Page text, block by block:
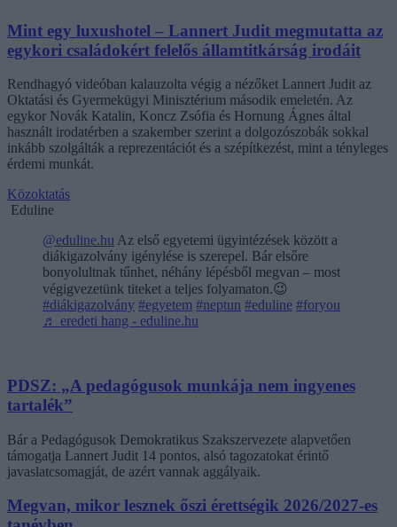
Mint egy luxushotel – Lannert Judit megmutatta az
egykori családokért felelős államtitkárság irodáit
Rendhagyó videóban kalauzolta végig a nézőket Lannert Judit az
Oktatási és Gyermekügyi Minisztérium második emeletén. Az
egykor Novák Katalin, Koncz Zsófia és Hornung Ágnes által
használt irodatérben a szakember szerint a dolgozószobák sokkal
inkább szolgálták a reprezentációt és a szépítkezést, mint a tényleges
érdemi munkát.
Közoktatás
Eduline
@eduline.hu Az első egyetemi ügyintézések között a
diákigazolvány igénylése is szerepel. Bár elsőre
bonyolultnak tűnhet, néhány lépésből megvan – most
végigvezetünk titeket a teljes folyamaton.😉
#diákigazolvány #egyetem #neptun #eduline #foryou
♬ eredeti hang - eduline.hu
PDSZ: „A pedagógusok munkája nem ingyenes
tartalék”
Bár a Pedagógusok Demokratikus Szakszervezete alapvetően
támogatja Lannert Judit 14 pontos, alsó tagozatokat érintő
javaslatcsomagját, de azért vannak aggályaik.
Megvan, mikor lesznek őszi érettségik 2026/2027-es